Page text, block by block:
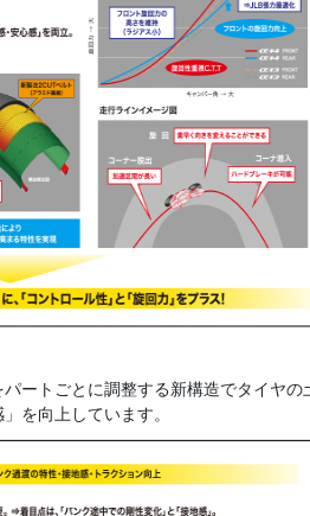
ートごとに調整する新構造でタイヤの
を向上しています。